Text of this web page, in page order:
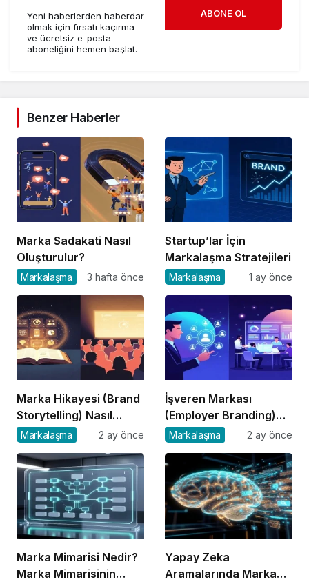
Yeni haberlerden haberdar
olmak için fırsatı kaçırma
ve ücretsiz e-posta
aboneliğini hemen başlat.
ABONE OL
Benzer Haberler
Marka Sadakati Nasıl
Oluşturulur?
Markalaşma 3 hafta önce
Startup’lar İçin
Markalaşma Stratejileri
Markalaşma 1 ay önce
Marka Hikayesi (Brand
Storytelling) Nasıl
Oluşturulur?
Markalaşma 2 ay önce
İşveren Markası
(Employer Branding)
Nedir?
Markalaşma 2 ay önce
Marka Mimarisi Nedir?
Marka Mimarisinin
Yapay Zeka
Aramalarında Marka